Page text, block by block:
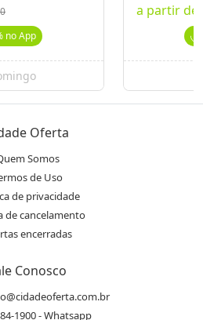
no App
a partir de
Oferta
Somos
de Uso
de privacidade
de cancelamento
encerradas
Conosco
1900 - Whatsapp